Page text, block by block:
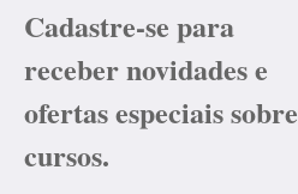
Cadastre-se para
receber novidades e
ofertas especiais sobre
cursos.